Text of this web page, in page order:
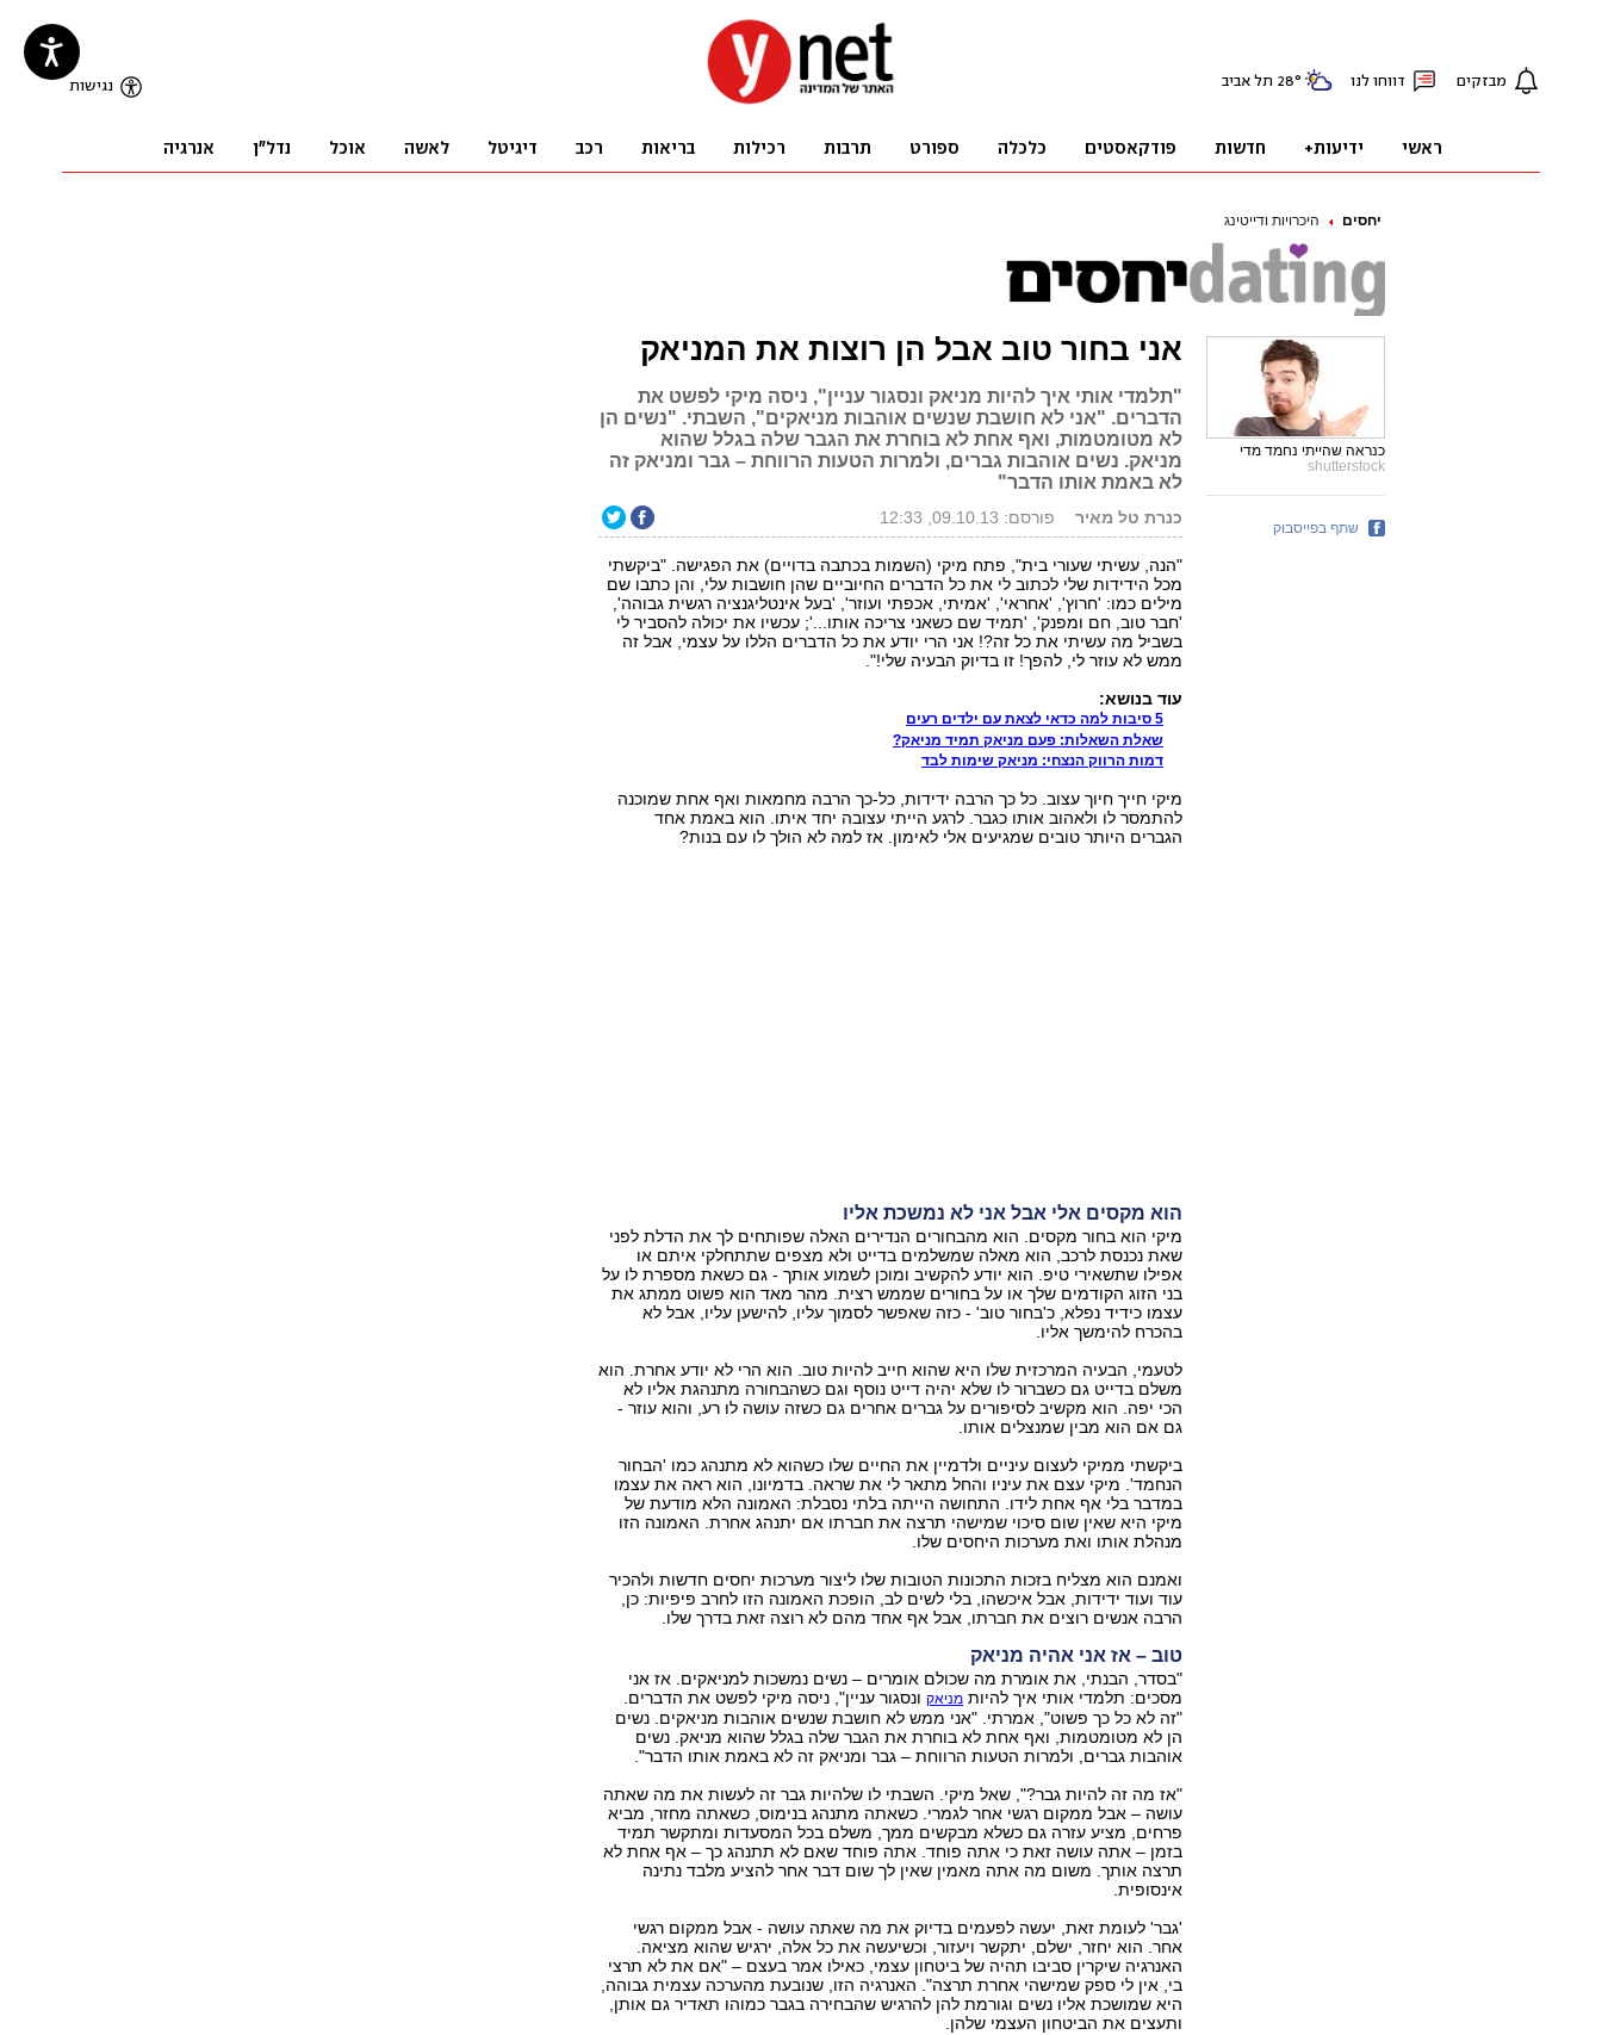
יחסים היכרויות ודייטינג
אני בחור טוב אבל הן רוצות את המניאק
"תלמדי אותי איך להיות מניאק ונסגור עניין", ניסה מיקי לפשט את
הדברים. "אני לא חושבת שנשים אוהבות מניאקים", השבתי. "נשים הן
לא מטומטמות, ואף אחת לא בוחרת את הגבר שלה בגלל שהוא
מניאק. נשים אוהבות גברים, ולמרות הטעות הרווחת – גבר ומניאק זה
לא באמת אותו הדבר"
כנרת טל מאיר פורסם: 09.10.13, 12:33
"הנה, עשיתי שעורי בית", פתח מיקי (השמות בכתבה בדויים) את הפגישה. "ביקשתי
מכל הידידות שלי לכתוב לי את כל הדברים החיוביים שהן חושבות עלי, והן כתבו שם
מילים כמו: 'חרוץ', 'אחראי', 'אמיתי, אכפתי ועוזר', 'בעל אינטליגנציה רגשית גבוהה',
'חבר טוב, חם ומפנק', 'תמיד שם כשאני צריכה אותו...'; עכשיו את יכולה להסביר לי
בשביל מה עשיתי את כל זה?! אני הרי יודע את כל הדברים הללו על עצמי, אבל זה
ממש לא עוזר לי, להפך! זו בדיוק הבעיה שלי!".
עוד בנושא:
5 סיבות למה כדאי לצאת עם ילדים רעים
שאלת השאלות: פעם מניאק תמיד מניאק?
דמות הרווק הנצחי: מניאק שימות לבד
מיקי חייך חיוך עצוב. כל כך הרבה ידידות, כל-כך הרבה מחמאות ואף אחת שמוכנה
להתמסר לו ולאהוב אותו כגבר. לרגע הייתי עצובה יחד איתו. הוא באמת אחד
הגברים היותר טובים שמגיעים אלי לאימון. אז למה לא הולך לו עם בנות?
הוא מקסים אלי אבל אני לא נמשכת אליו
מיקי הוא בחור מקסים. הוא מהבחורים הנדירים האלה שפותחים לך את הדלת לפני
שאת נכנסת לרכב, הוא מאלה שמשלמים בדייט ולא מצפים שתתחלקי איתם או
אפילו שתשאירי טיפ. הוא יודע להקשיב ומוכן לשמוע אותך - גם כשאת מספרת לו על
בני הזוג הקודמים שלך או על בחורים שממש רצית. מהר מאד הוא פשוט ממתג את
עצמו כידיד נפלא, כ'בחור טוב' - כזה שאפשר לסמוך עליו, להישען עליו, אבל לא
בהכרח להימשך אליו.
לטעמי, הבעיה המרכזית שלו היא שהוא חייב להיות טוב. הוא הרי לא יודע אחרת. הוא
משלם בדייט גם כשברור לו שלא יהיה דייט נוסף וגם כשהבחורה מתנהגת אליו לא
הכי יפה. הוא מקשיב לסיפורים על גברים אחרים גם כשזה עושה לו רע, והוא עוזר -
גם אם הוא מבין שמנצלים אותו.
ביקשתי ממיקי לעצום עיניים ולדמיין את החיים שלו כשהוא לא מתנהג כמו 'הבחור
הנחמד'. מיקי עצם את עיניו והחל מתאר לי את שראה. בדמיונו, הוא ראה את עצמו
במדבר בלי אף אחת לידו. התחושה הייתה בלתי נסבלת: האמונה הלא מודעת של
מיקי היא שאין שום סיכוי שמישהי תרצה את חברתו אם יתנהג אחרת. האמונה הזו
מנהלת אותו ואת מערכות היחסים שלו.
ואמנם הוא מצליח בזכות התכונות הטובות שלו ליצור מערכות יחסים חדשות ולהכיר
עוד ועוד ידידות, אבל איכשהו, בלי לשים לב, הופכת האמונה הזו לחרב פיפיות: כן,
הרבה אנשים רוצים את חברתו, אבל אף אחד מהם לא רוצה זאת בדרך שלו.
טוב – אז אני אהיה מניאק
"בסדר, הבנתי, את אומרת מה שכולם אומרים – נשים נמשכות למניאקים. אז אני
מסכים: תלמדי אותי איך להיות מניאקונסגור עניין", ניסה מיקי לפשט את הדברים.
"זה לא כל כך פשוט", אמרתי. "אני ממש לא חושבת שנשים אוהבות מניאקים. נשים
הן לא מטומטמות, ואף אחת לא בוחרת את הגבר שלה בגלל שהוא מניאק. נשים
אוהבות גברים, ולמרות הטעות הרווחת – גבר ומניאק זה לא באמת אותו הדבר".
"אז מה זה להיות גבר?", שאל מיקי. השבתי לו שלהיות גבר זה לעשות את מה שאתה
עושה – אבל ממקום רגשי אחר לגמרי. כשאתה מתנהג בנימוס, כשאתה מחזר, מביא
פרחים, מציע עזרה גם כשלא מבקשים ממך, משלם בכל המסעדות ומתקשר תמיד
בזמן – אתה עושה זאת כי אתה פוחד. אתה פוחד שאם לא תתנהג כך – אף אחת לא
תרצה אותך. משום מה אתה מאמין שאין לך שום דבר אחר להציע מלבד נתינה
אינסופית.
'גבר' לעומת זאת, יעשה לפעמים בדיוק את מה שאתה עושה - אבל ממקום רגשי
אחר. הוא יחזר, ישלם, יתקשר ויעזור, וכשיעשה את כל אלה, ירגיש שהוא מציאה.
האנרגיה שיקרין סביבו תהיה של ביטחון עצמי, כאילו אמר בעצם – "אם את לא תרצי
בי, אין לי ספק שמישהי אחרת תרצה". האנרגיה הזו, שנובעת מהערכה עצמית גבוהה,
היא שמושכת אליו נשים וגורמת להן להרגיש שהבחירה בגבר כמוהו תאדיר גם אותן,
ותעצים את הביטחון העצמי שלהן.
כנראה שהייתי נחמד מדי
shutterstock
שתף בפייסבוק